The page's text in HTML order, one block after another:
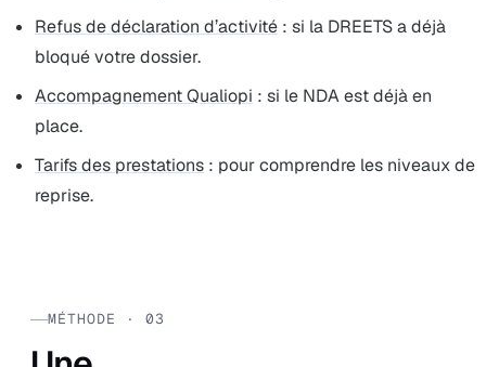
Refus de déclaration d’activité : si la DREETS a déjà
bloqué votre dossier.
Accompagnement Qualiopi : si le NDA est déjà en
place.
Tarifs des prestations : pour comprendre les niveaux de
reprise.
MÉTHODE · 03